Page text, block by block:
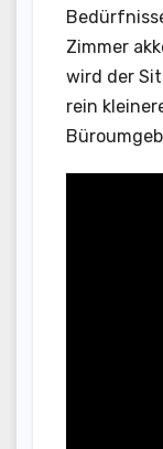
Zimmer
wird der
rein